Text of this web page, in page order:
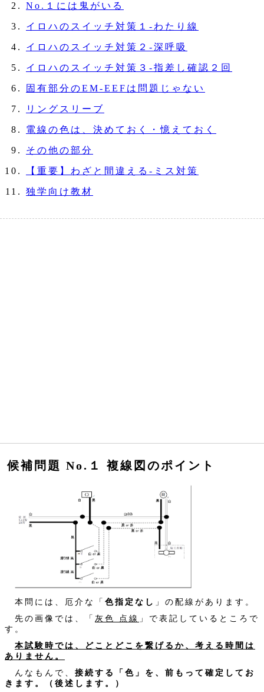
No.１には鬼がいる
イロハのスイッチ対策１‐わたり線
イロハのスイッチ対策２‐深呼吸
イロハのスイッチ対策３‐指差し確認２回
固有部分のEM-EEFは問題じゃない
リングスリーブ
電線の色は、決めておく・憶えておく
その他の部分
【重要】わざと間違える‐ミス対策
独学向け教材
候補問題 No.１ 複線図のポイント
本問には、厄介な「 色指定なし 」の配線があります。
先の画像では、「 灰色 点線 」で表記しているところで
す。
本試験時では、どことどこを繋げるか、考える時間は
ありません。
んなもんで、 接続する「色」を、前もって確定してお
きます。（後述します。）